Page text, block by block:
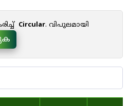
Circular. വിപുലമായി